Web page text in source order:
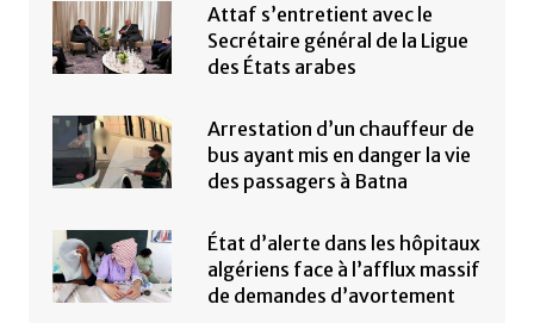
Attaf s’entretient avec le
Secrétaire général de la Ligue
des États arabes
Arrestation d’un chauffeur de
bus ayant mis en danger la vie
des passagers à Batna
État d’alerte dans les hôpitaux
algériens face à l’afflux massif
de demandes d’avortement